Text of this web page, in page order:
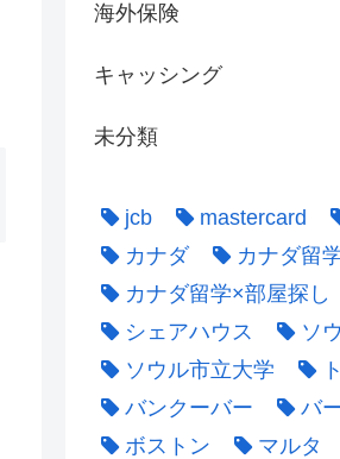
海外保険
キャッシング
未分類
jcb mastercard
カナダ
カナダ留
カナダ留学×部屋探し
シェアハウス
ソ
ソウル市立大学
バンクーバー
バ
ボストン
マルタ